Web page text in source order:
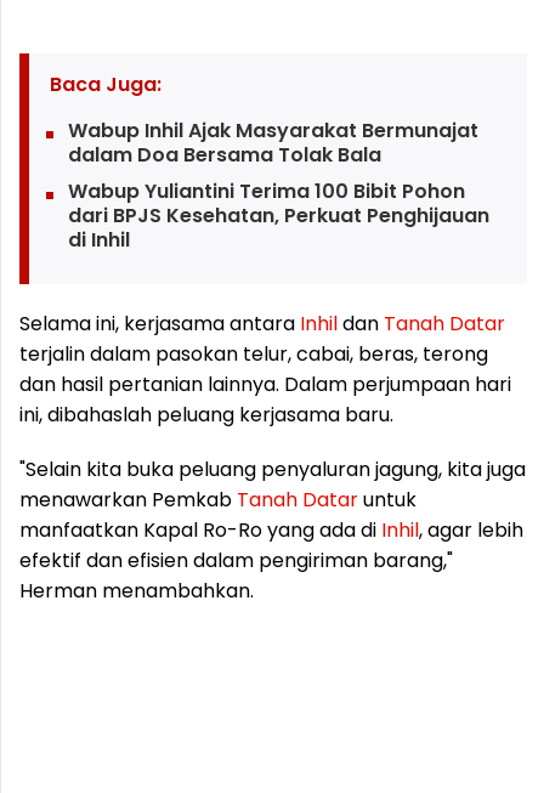
Baca Juga:
Wabup Inhil Ajak Masyarakat Bermunajat
dalam Doa Bersama Tolak Bala
Wabup Yuliantini Terima 100 Bibit Pohon
dari BPJS Kesehatan, Perkuat Penghijauan
di Inhil
Selama ini, kerjasama antara Inhildan Tanah Datar
terjalin dalam pasokan telur, cabai, beras, terong
dan hasil pertanian lainnya. Dalam perjumpaan hari
ini, dibahaslah peluang kerjasama baru.
"Selain kita buka peluang penyaluran jagung, kita juga
menawarkan Pemkab Tanah Dataruntuk
manfaatkan Kapal Ro-Ro yang ada di Inhil, agar lebih
efektif dan efisien dalam pengiriman barang,"
Herman menambahkan.